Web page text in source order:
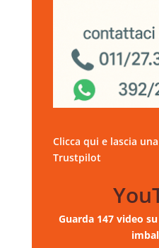
Clicca qui e lascia
Trustpilot
Guarda 147 video